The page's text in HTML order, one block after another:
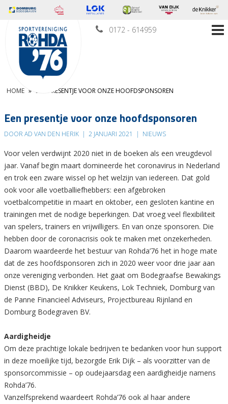
0172 - 614959
HOME » EEN PRESENTJE VOOR ONZE HOOFDSPONSOREN
Een presentje voor onze hoofdsponsoren
DOOR AD VAN DEN HERIK | 2 JANUARI 2021 | NIEUWS
Voor velen verdwijnt 2020 niet in de boeken als een vreugdevol
jaar. Vanaf begin maart domineerde het coronavirus in Nederland
en trok een zware wissel op het welzijn van iedereen. Dat gold
ook voor alle voetballiefhebbers: een afgebroken
voetbalcompetitie in maart en oktober, een gesloten kantine en
trainingen met de nodige beperkingen. Dat vroeg veel flexibiliteit
van spelers, trainers en vrijwilligers. En van onze sponsoren. Die
hebben door de coronacrisis ook te maken met onzekerheden.
Daarom waardeerde het bestuur van Rohda’76 het in hoge mate
dat de zes hoofdsponsoren zich in 2020 weer voor drie jaar aan
onze vereniging verbonden. Het gaat om Bodegraafse Bewakings
Dienst (BBD), De Knikker Keukens, Lok Techniek, Domburg van
de Panne Financieel Adviseurs, Projectbureau Rijnland en
Domburg Bodegraven BV.
Aardigheidje
Om deze prachtige lokale bedrijven te bedanken voor hun support
in deze moeilijke tijd, bezorgde Erik Dijk – als voorzitter van de
sponsorcommissie – op oudejaarsdag een aardigheidje namens
Rohda’76.
Vanzelfsprekend waardeert Rohda’76 ook al haar andere